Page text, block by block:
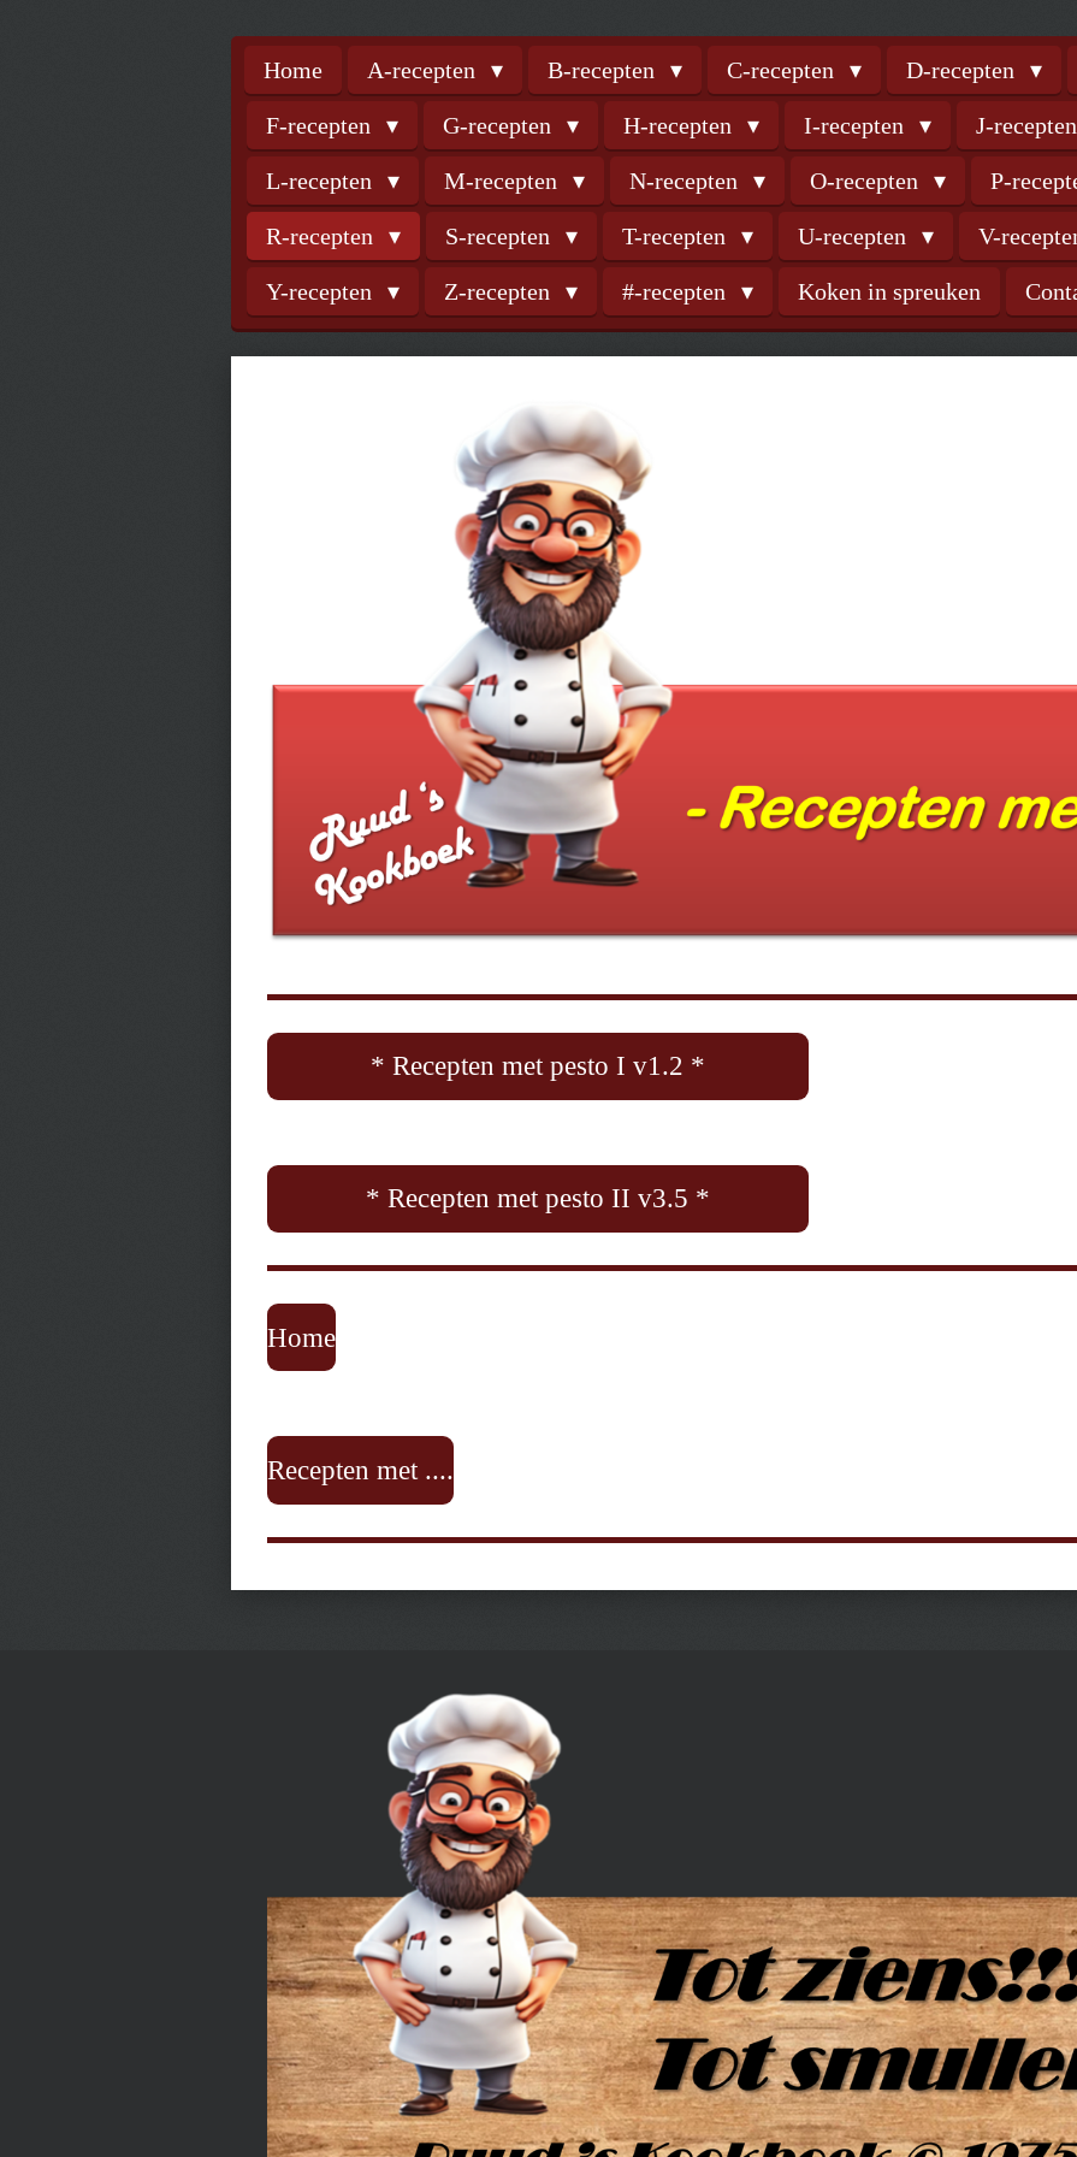
Home A-recepten B-recepten C-recepten D-recepten
F-recepten G-recepten H-recepten I-recepten J-recepten
L-recepten M-recepten N-recepten O-recepten P-
R-recepten S-recepten T-recepten U-recepten V-
Y-recepten Z-recepten #-recepten Koken in spreuken
* Recepten met pesto I v1.2 *
* Recepten met pesto II v3.5 *
Home
Recepten met ....